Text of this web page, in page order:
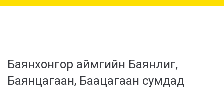
Баянхонгор аймгийн Баянлиг,
Баянцагаан, Баацагаан сумдад